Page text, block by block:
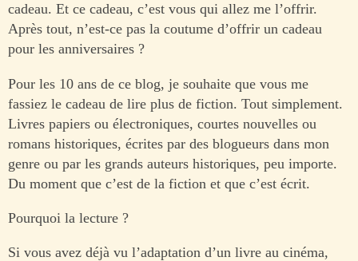
cadeau. Et ce cadeau, c’est vous qui allez me l’offrir.
Après tout, n’est-ce pas la coutume d’offrir un cadeau
pour les anniversaires ?
Pour les 10 ans de ce blog, je souhaite que vous me
fassiez le cadeau de lire plus de fiction. Tout simplement.
Livres papiers ou électroniques, courtes nouvelles ou
romans historiques, écrites par des blogueurs dans mon
genre ou par les grands auteurs historiques, peu importe.
Du moment que c’est de la fiction et que c’est écrit.
Pourquoi la lecture ?
Si vous avez déjà vu l’adaptation d’un livre au cinéma,